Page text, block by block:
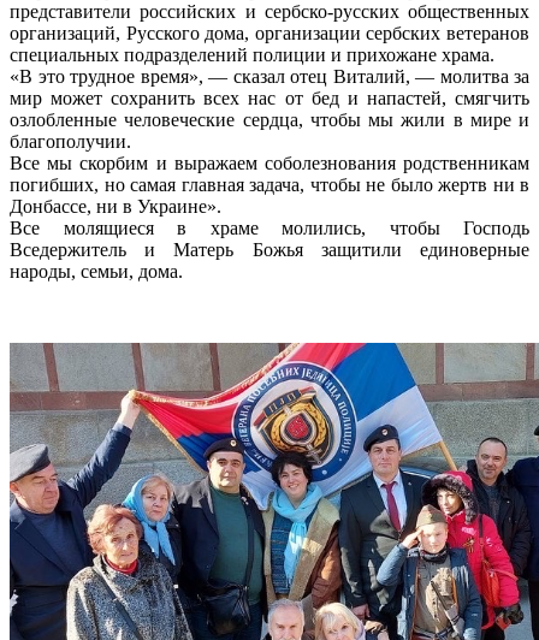
представители российских и сербско-русских общественных
организаций, Русского дома, организации сербских ветеранов
специальных подразделений полиции и прихожане храма.
«В это трудное время», — сказал отец Виталий, — молитва за
мир может сохранить всех нас от бед и напастей, смягчить
озлобленные человеческие сердца, чтобы мы жили в мире и
благополучии.
Все мы скорбим и выражаем соболезнования родственникам
погибших, но самая главная задача, чтобы не было жертв ни в
Донбассе, ни в Украине».
Все молящиеся в храме молились, чтобы Господь
Вседержитель и Матерь Божья защитили единоверные
народы, семьи, дома.